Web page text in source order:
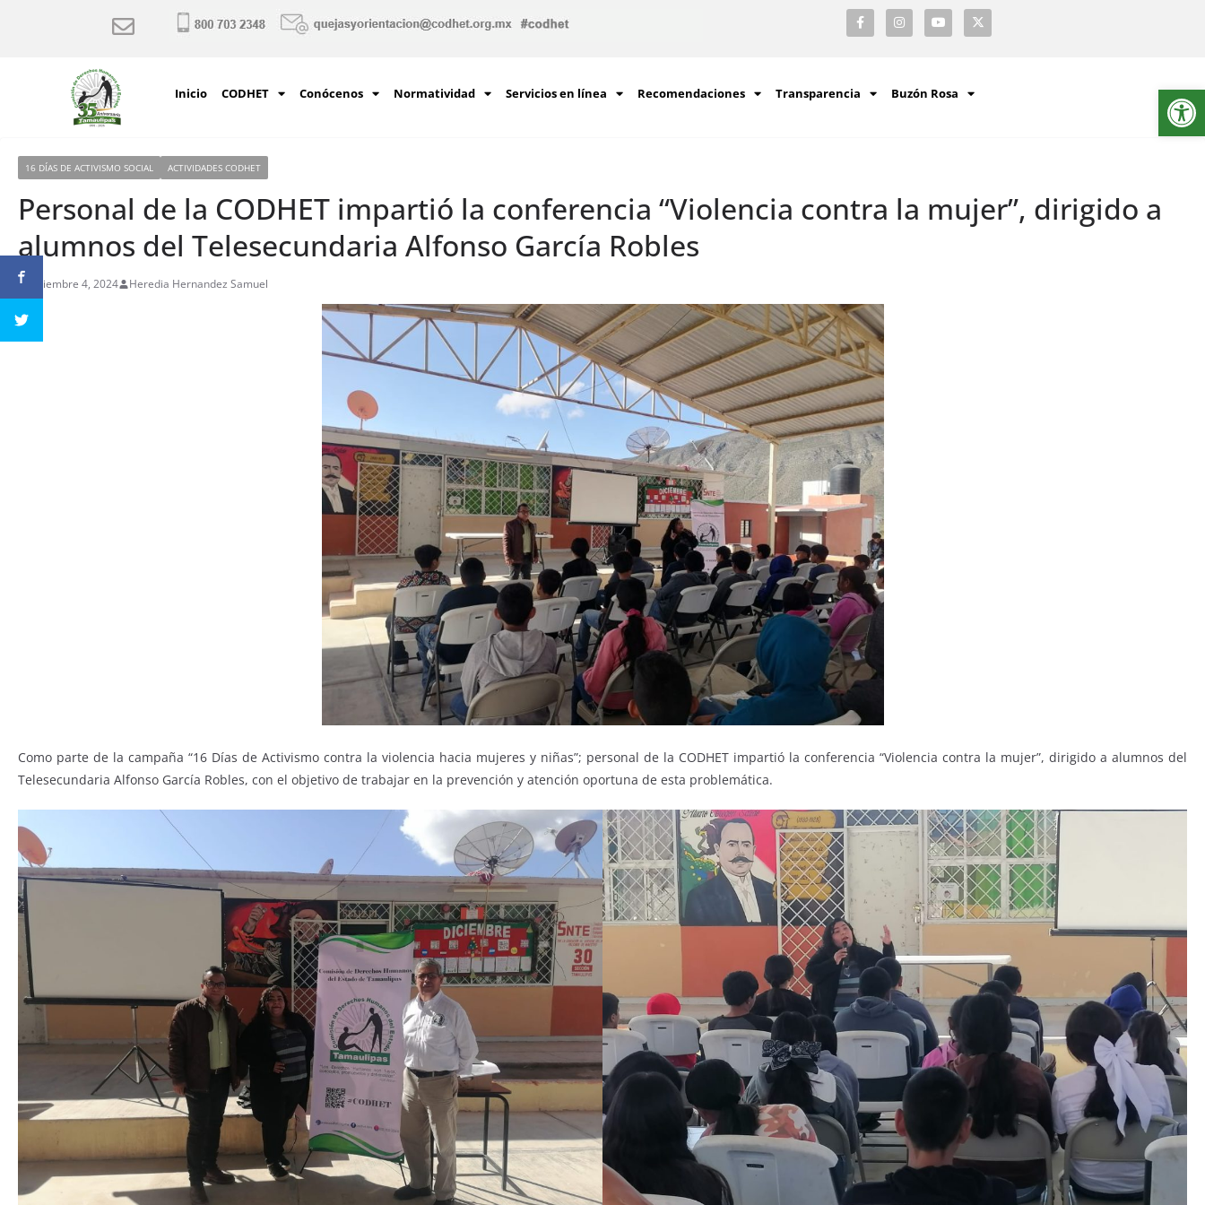
Inicio CODHET Conócenos Normatividad Servicios en línea Recomendaciones Transparencia Buzón Rosa
16 DÍAS DE ACTIVISMO SOCIAL ACTIVIDADES CODHET
Personal de la CODHET impartió la conferencia “Violencia contra la mujer”, dirigido a
alumnos del Telesecundaria Alfonso García Robles
diciembre 4, 2024 Heredia Hernandez Samuel
Como parte de la campaña “16 Días de Activismo contra la violencia hacia mujeres y niñas”; personal de la CODHET impartió la conferencia “Violencia contra la mujer”, dirigido a alumnos del
Telesecundaria Alfonso García Robles, con el objetivo de trabajar en la prevención y atención oportuna de esta problemática.